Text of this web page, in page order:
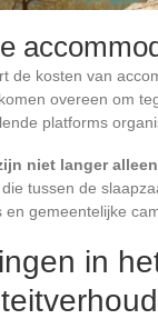
de kosten van
overeen om
platforms
niet langer
tussen de
gemeentelijke
in